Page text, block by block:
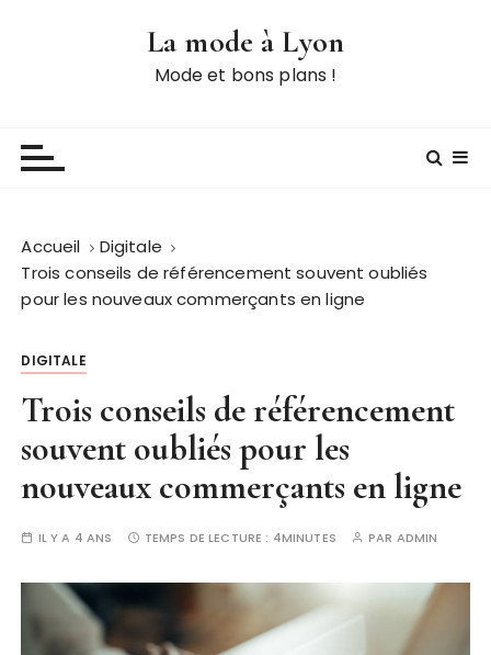
La mode à Lyon
Mode et bons plans !
Accueil
Digitale
Trois conseils de référencement souvent oubliés
pour les nouveaux commerçants en ligne
DIGITALE
Trois conseils de référencement
souvent oubliés pour les
nouveaux commerçants en ligne
IL Y A 4 ANS TEMPS DE LECTURE : 4MINUTES PAR ADMIN